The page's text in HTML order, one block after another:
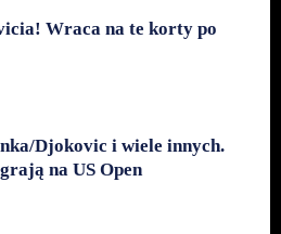
Wraca na te korty po
Djokovic i wiele innych.
na US Open